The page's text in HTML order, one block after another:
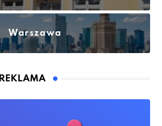
Warszawa
REKLAMA